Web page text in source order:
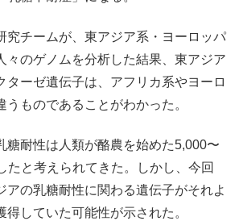
究チームが、東アジア系・ヨーロッパ
々のゲノムを分析した結果、東アジア
ターゼ遺伝子は、アフリカ系やヨーロ
うものであることがわかった。
糖耐性は人類が酪農を始めた5,000〜
たと考えられてきた。しかし、今回
アの乳糖耐性に関わる遺伝子がそれよ
得していた可能性が示された。